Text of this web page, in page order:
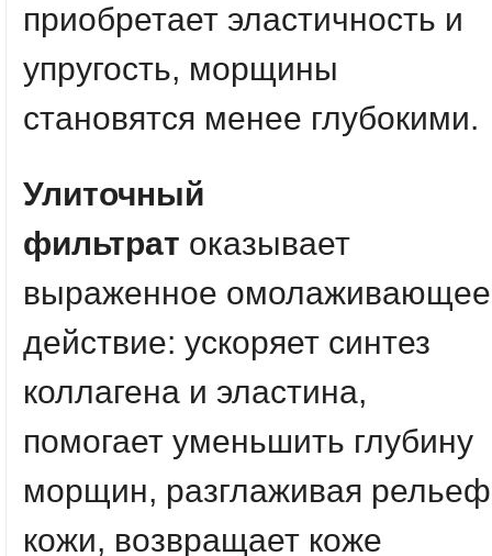
приобретает эластичность и
упругость, морщины
становятся менее глубокими.
Улиточный
фильтрат оказывает
выраженное омолаживающее
действие: ускоряет синтез
коллагена и эластина,
помогает уменьшить глубину
морщин, разглаживая рельеф
кожи, возвращает коже